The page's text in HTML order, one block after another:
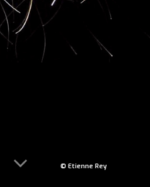
© Etienne Rey